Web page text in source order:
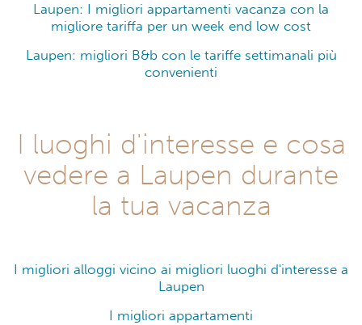
Laupen: I migliori appartamenti vacanza con la
migliore tariffa per un week end low cost
Laupen: migliori B&b con le tariffe settimanali più
convenienti
I luoghi d'interesse e cosa
vedere a Laupen durante
la tua vacanza
I migliori alloggi vicino ai migliori luoghi d'interesse a
Laupen
I migliori appartamenti